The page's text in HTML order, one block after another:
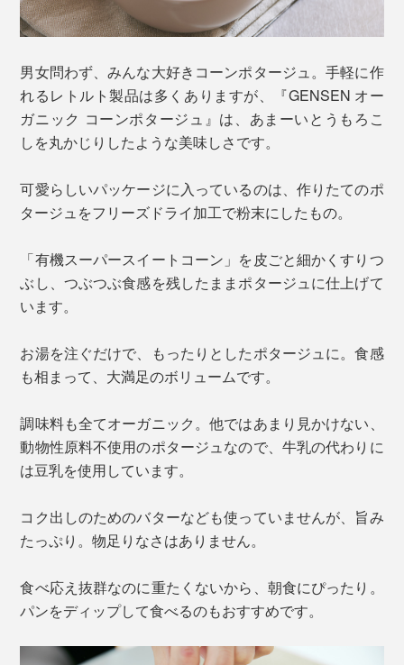
男女問わず、みんな大好きコーンポタージュ。手軽に作
れるレトルト製品は多くありますが、『GENSEN オー
ガニック コーンポタージュ』は、あまーいとうもろこ
しを丸かじりしたような美味しさです。
可愛らしいパッケージに入っているのは、作りたてのポ
タージュをフリーズドライ加工で粉末にしたもの。
「有機スーパースイートコーン」を皮ごと細かくすりつ
ぶし、つぶつぶ食感を残したままポタージュに仕上げて
います。
お湯を注ぐだけで、もったりとしたポタージュに。食感
も相まって、大満足のボリュームです。
調味料も全てオーガニック。他ではあまり見かけない、
動物性原料不使用のポタージュなので、牛乳の代わりに
は豆乳を使用しています。
コク出しのためのバターなども使っていませんが、旨み
たっぷり。物足りなさはありません。
食べ応え抜群なのに重たくないから、朝食にぴったり。
パンをディップして食べるのもおすすめです。